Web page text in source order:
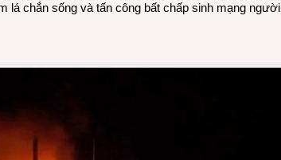
lá chắn sống và tấn công bất chấp sinh mạng người